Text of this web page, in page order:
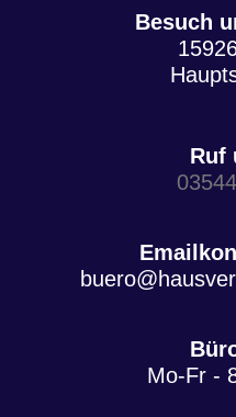
Besuch
Ruf
Mo-Fr -